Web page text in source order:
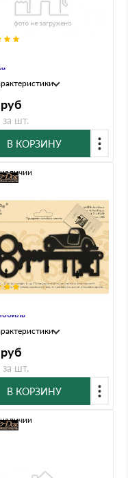
руб
шт.
В КОРЗИНУ
руб
шт.
В КОРЗИНУ